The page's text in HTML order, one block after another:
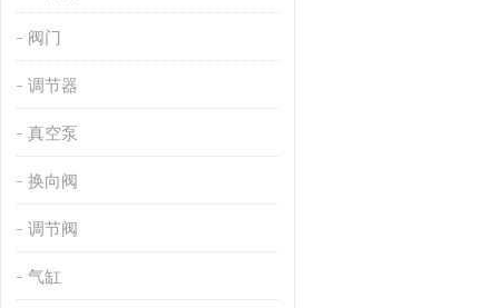
阀门
调节器
真空泵
换向阀
调节阀
气缸